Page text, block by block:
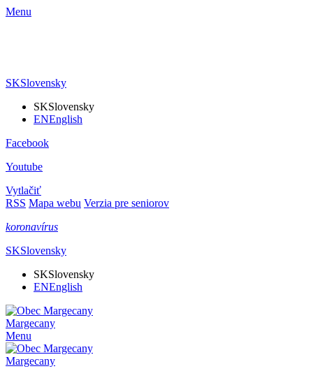
Menu
SKSlovensky
SKSlovensky
ENEnglish
Facebook
Youtube
Vytlačiť
RSS Mapa webu Verzia pre seniorov
koronavírus
SKSlovensky
SKSlovensky
ENEnglish
Margecany
Menu
Margecany